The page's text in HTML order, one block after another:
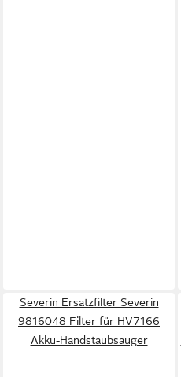
Severin Ersatzfilter Severin
9816048 Filter für HV7166
Akku-Handstaubsauger